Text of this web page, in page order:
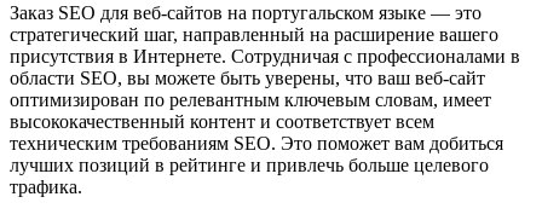
Заказ SEO для веб-сайтов на португальском языке — это
стратегический шаг, направленный на расширение вашего
присутствия в Интернете. Сотрудничая с профессионалами в
области SEO, вы можете быть уверены, что ваш веб-сайт
оптимизирован по релевантным ключевым словам, имеет
высококачественный контент и соответствует всем
техническим требованиям SEO. Это поможет вам добиться
лучших позиций в рейтинге и привлечь больше целевого
трафика.